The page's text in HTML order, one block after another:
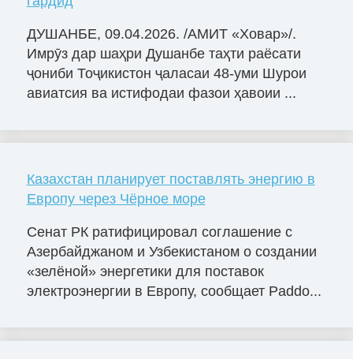
ДУШАНБЕ, 09.04.2026. /АМИТ «Ховар»/.
Имрӯз дар шаҳри Душанбе таҳти раёсати
ҷониби Тоҷикистон ҷаласаи 48-уми Шурои
авиатсия ва истифодаи фазои ҳавоии ...
Казахстан планирует поставлять энергию в
Европу через Чёрное море
Сенат РК ратифицировал соглашение с
Азербайджаном и Узбекистаном о создании
«зелёной» энергетики для поставок
электроэнергии в Европу, сообщает Paddo...